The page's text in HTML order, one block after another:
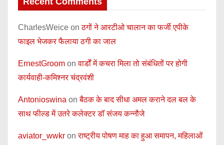
CharlesWeice onठगों ने आरटीओ चालान का फर्जी एपीके
फाइल भेजकर फैलाया ठगी का जाल
ErnestGroom onवार्डों में कचरा मिला तो संबंधितों पर होगी
कार्यवाही-कमिश्नर चंद्रवंशी
Antonioswina onबैठक के बाद सीधा अमल कराने दल बल के
साथ फील्ड में उतरे कलेक्टर डॉ संजय कन्नौजे
aviator_wwkr onराष्ट्रीय पोषण माह का हुआ समापन, महिलाओं